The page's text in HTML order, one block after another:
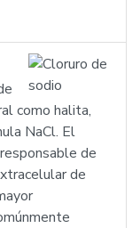
como halita,
NaCl. El
de
de